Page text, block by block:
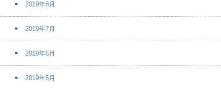
2019年8月
2019年7月
2019年6月
2019年5月